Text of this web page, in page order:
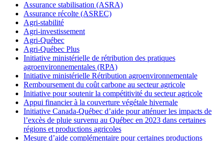
Assurance stabilisation (ASRA)
Assurance récolte (ASREC)
Agri-stabilité
Agri-investissement
Agri-Québec
Agri-Québec Plus
Initiative ministérielle de rétribution des pratiques
agroenvironnementales (RPA)
Initiative ministérielle Rétribution agroenvironnementale
Remboursement du coût carbone au secteur agricole
Initiative pour soutenir la compétitivité du secteur agricole
Appui financier à la couverture végétale hivernale
Initiative Canada-Québec d’aide pour atténuer les impacts de
l’excès de pluie survenu au Québec en 2023 dans certaines
régions et productions agricoles
Mesure d’aide complémentaire pour certaines productions